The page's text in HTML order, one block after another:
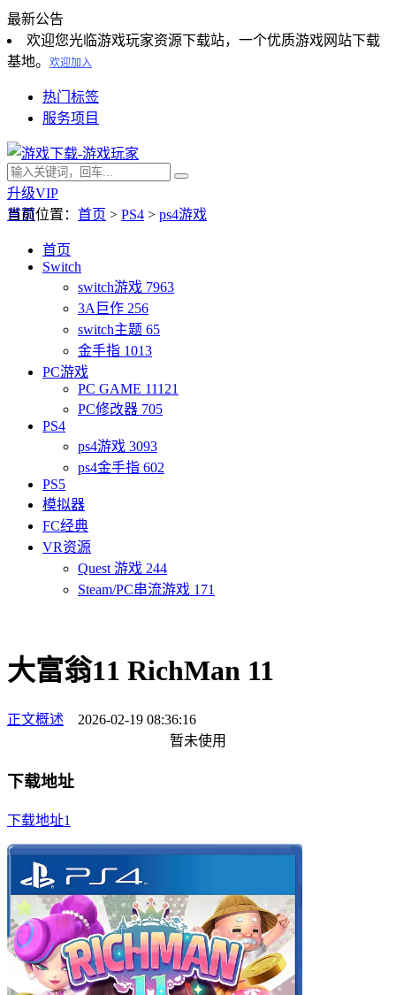
最新公告
欢迎您光临游戏玩家资源下载站，一个优质游戏网站下载
基地。
欢迎加入
热门标签
服务项目
升级VIP
首页
首页
Switch
switch游戏 7963
3A巨作 256
switch主题 65
金手指 1013
PC游戏
PC GAME 11121
PC修改器 705
PS4
ps4游戏 3093
ps4金手指 602
PS5
模拟器
FC经典
VR资源
Quest 游戏 244
Steam/PC串流游戏 171
当前位置： 首页 > PS4 > ps4游戏
大富翁11 RichMan 11
正文概述
2026-02-19 08:36:16
暂未使用
下载地址
下载地址1